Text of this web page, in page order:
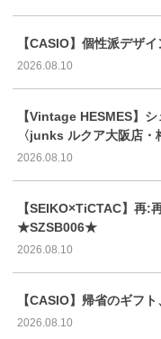
【CASIO】個性派デザ
2026.08.10
【Vintage HESMES】
〈junks ルクア大阪店・
2026.08.10
【SEIKO×TiCTAC】再:
★SZSB006★
2026.08.10
【CASIO】帰省のギフ
2026.08.10